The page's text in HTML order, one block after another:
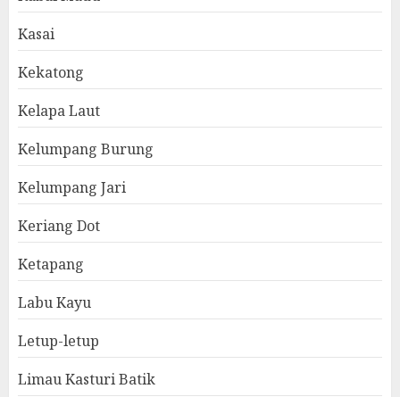
Kasai
Kekatong
Kelapa Laut
Kelumpang Burung
Kelumpang Jari
Keriang Dot
Ketapang
Labu Kayu
Letup-letup
Limau Kasturi Batik